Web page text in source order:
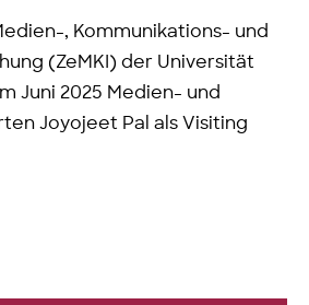
, Kommunikations- und
(ZeMKI) der Universität
Juni 2025 Medien- und
Joyojeet Pal als Visiting